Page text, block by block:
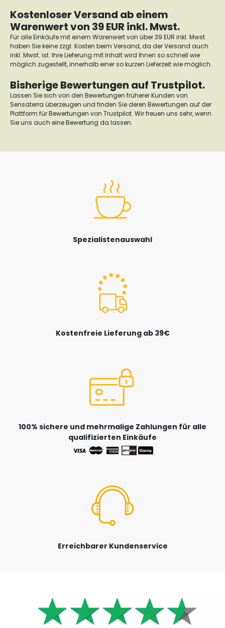
Kostenloser Versand ab einem
Warenwert von 39 EUR inkl. Mwst.
Für alle Einkäufe mit einem Warenwert von über 39 EUR inkl. Mwst.
haben Sie keine zzgl. Kosten beim Versand, da der Versand auch
inkl. Mwst. ist. Ihre Lieferung mit Inhalt wird Ihnen so schnell wie
möglich zugestellt, innerhalb einer so kurzen Lieferzeit wie möglich.
Bisherige Bewertungen auf Trustpilot.
Lassen Sie sich von den Bewertungen früherer Kunden von
Sensaterra überzeugen und finden Sie deren Bewertungen auf der
Plattform für Bewertungen von Trustpilot. Wir freuen uns sehr, wenn
Sie uns auch eine Bewertung da lassen.
Spezialistenauswahl
Kostenfreie Lieferung ab 39€
100% sichere und mehrmalige Zahlungen für alle
qualifizierten Einkäufe
Erreichbarer Kundenservice